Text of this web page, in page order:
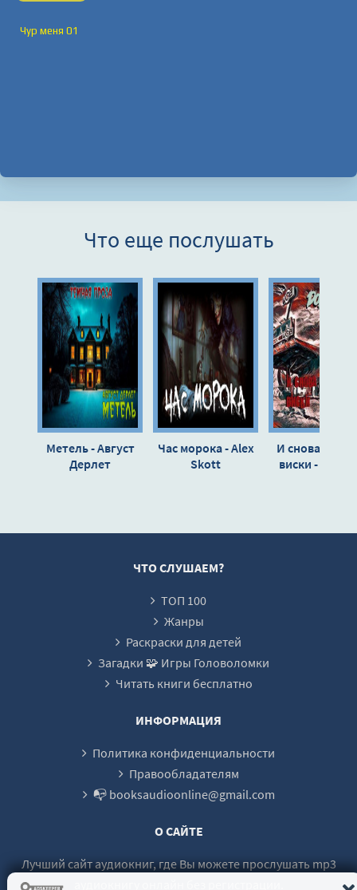
Чур меня 01
Что еще послушать
Метель - Август
Дерлет
Час морока - Alex
Skott
И снова
виски -
ЧТО СЛУШАЕМ?
ТОП 100
Жанры
Раскраски для детей
Загадки 🧩 Игры Головоломки
Читать книги бесплатно
ИНФОРМАЦИЯ
Политика конфиденциальности
Правообладателям
📭 booksaudioonline@gmail.com
О САЙТЕ
Лучший сайт аудиокниг, где Вы можете прослушать mp3